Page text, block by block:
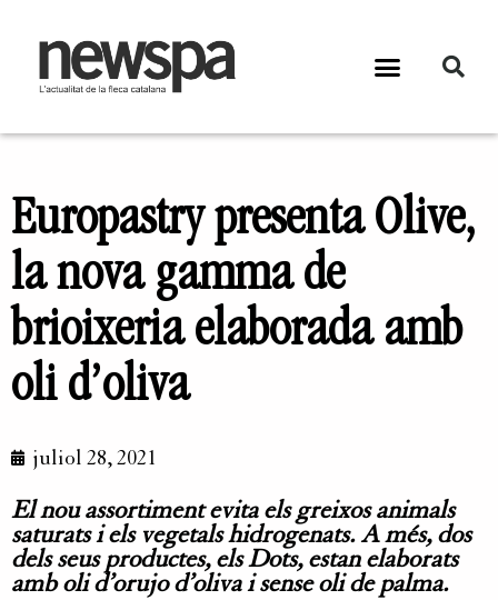
Europastry presenta Olive,
la nova gamma de
brioixeria elaborada amb
oli d’oliva
juliol 28, 2021
El nou assortiment evita els greixos animals
saturats i els vegetals hidrogenats. A més, dos
dels seus productes, els Dots, estan elaborats
amb oli d’orujo d’oliva i sense oli de palma.